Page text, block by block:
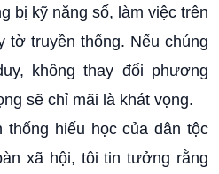
bị kỹ năng số, làm việc trên
tờ truyền thống. Nếu chúng
không thay đổi phương
sẽ chỉ mãi là khát vọng.
thống hiếu học của dân tộc
xã hội, tôi tin tưởng rằng